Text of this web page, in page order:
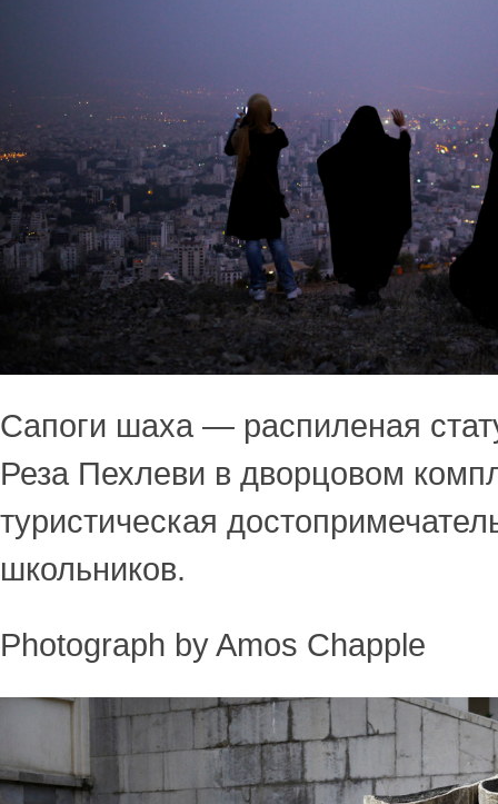
Сапоги шаха — распиленая
Реза Пехлеви в дворцовом
туристическая
школьников.
Photograph by Amos Chapple